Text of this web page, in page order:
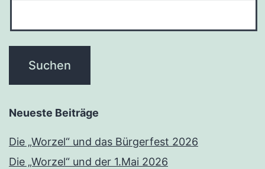
Neueste Beiträge
Die „Worzel“ und das Bürgerfest 2026
Die „Worzel“ und der 1.Mai 2026